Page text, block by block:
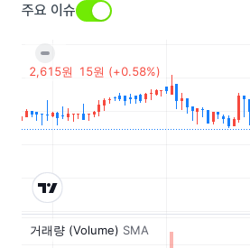
주요 이슈